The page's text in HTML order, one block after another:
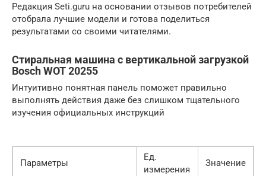
Редакция Seti.guru на основании отзывов потребителей
отобрала лучшие модели и готова поделиться
результатами со своими читателями.
Стиральная машина с вертикальной загрузкой
Bosch WOT 20255
Интуитивно понятная панель поможет правильно
выполнять действия даже без слишком тщательного
изучения официальных инструкций
Параметры
Ед.
измерения
Значение